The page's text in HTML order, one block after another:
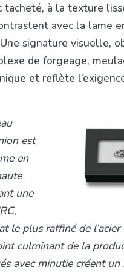
tacheté, à la texture
avec la lame
signature visuelle,
de forgeage,
et reflète
est
en
une
,
le plus raffiné de
culminant de la
avec minutie créent